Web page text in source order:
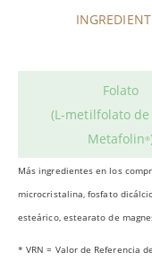
Folato
(L-metilfolato de
Metafolin®
Más ingredientes en los
microcristalina, fosfato
esteárico, estearato de
* VRN = Valor de Referencia